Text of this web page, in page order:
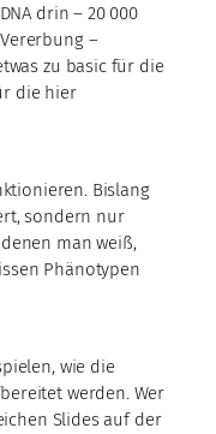
drin – 20 000
–
zu basic für die
die hier
Bislang
sondern nur
man weiß,
Phänotypen
wie die
werden. Wer
Slides auf der